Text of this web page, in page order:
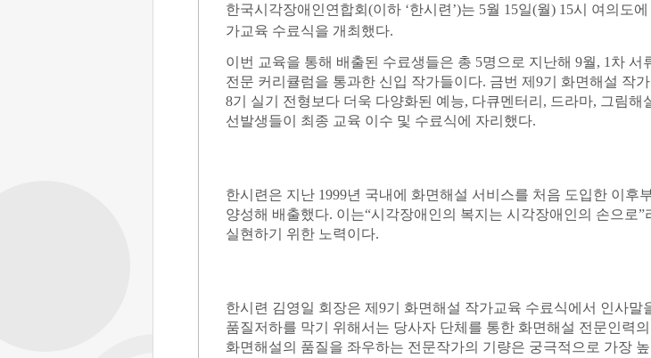
한국시각장애인연합회 (이하 ‘한시련 ’)는 5월 15일(월) 15시 여의도에
가교육 수료식을 개최했다.
이번 교육을 통해 배출된 수료생들은 총 5명으로 지난해 9월, 1차 서
전문 커리큘럼을 통과한 신입 작가들이다. 금번 제 9기 화면해설 작
8기 실기 전형보다 더욱 다양화된 예능, 다큐멘터리 , 드라마, 그림해
선발생들이 최종 교육 이수 및 수료식에 자리했다.
한시련은 지난 1999년 국내에 화면해설 서비스를 처음 도입한 이후
양성해 배출했다. 이는“시각장애인의 복지는 시각장애인의 손으로”
실현하기 위한 노력이다.
한시련 김영일 회장은 제 9기 화면해설 작가교육 수료식에서 인사말
품질저하를 막기 위해서는 당사자 단체를 통한 화면해설 전문인력
화면해설의 품질을 좌우하는 전문작가의 기량은 궁극적으로 가장 높